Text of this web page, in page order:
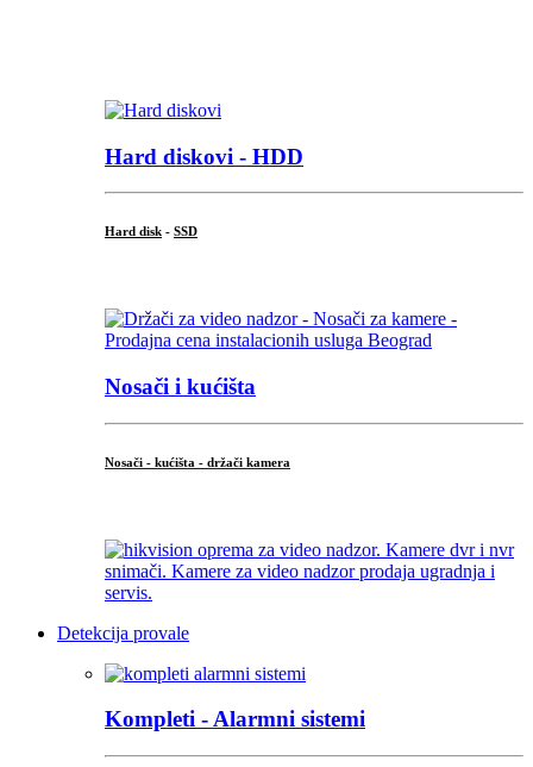
Hard diskovi - HDD
Hard disk - SSD
Nosači i kućišta
Nosači - kućišta - držači kamera
Detekcija provale
Kompleti - Alarmni sistemi